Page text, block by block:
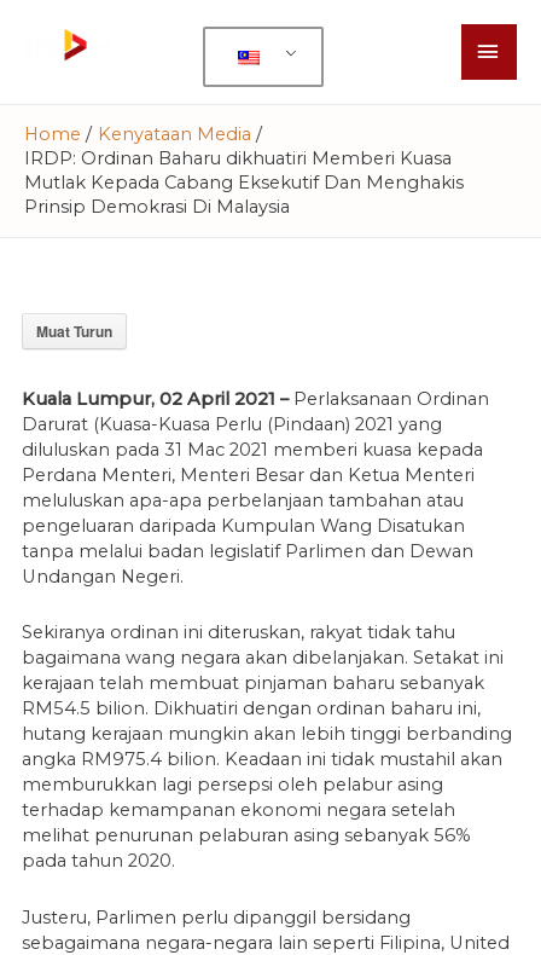
Home
Kenyataan Media
IRDP: Ordinan Baharu dikhuatiri Memberi Kuasa
Mutlak Kepada Cabang Eksekutif Dan Menghakis
Prinsip Demokrasi Di Malaysia
Muat Turun
Kuala Lumpur, 02 April 2021 – Perlaksanaan Ordinan
Darurat (Kuasa-Kuasa Perlu (Pindaan) 2021 yang
diluluskan pada 31 Mac 2021 memberi kuasa kepada
Perdana Menteri, Menteri Besar dan Ketua Menteri
meluluskan apa-apa perbelanjaan tambahan atau
pengeluaran daripada Kumpulan Wang Disatukan
tanpa melalui badan legislatif Parlimen dan Dewan
Undangan Negeri.
Sekiranya ordinan ini diteruskan, rakyat tidak tahu
bagaimana wang negara akan dibelanjakan. Setakat ini
kerajaan telah membuat pinjaman baharu sebanyak
RM54.5 bilion. Dikhuatiri dengan ordinan baharu ini,
hutang kerajaan mungkin akan lebih tinggi berbanding
angka RM975.4 bilion. Keadaan ini tidak mustahil akan
memburukkan lagi persepsi oleh pelabur asing
terhadap kemampanan ekonomi negara setelah
melihat penurunan pelaburan asing sebanyak 56%
pada tahun 2020.
Justeru, Parlimen perlu dipanggil bersidang
sebagaimana negara-negara lain seperti Filipina, United